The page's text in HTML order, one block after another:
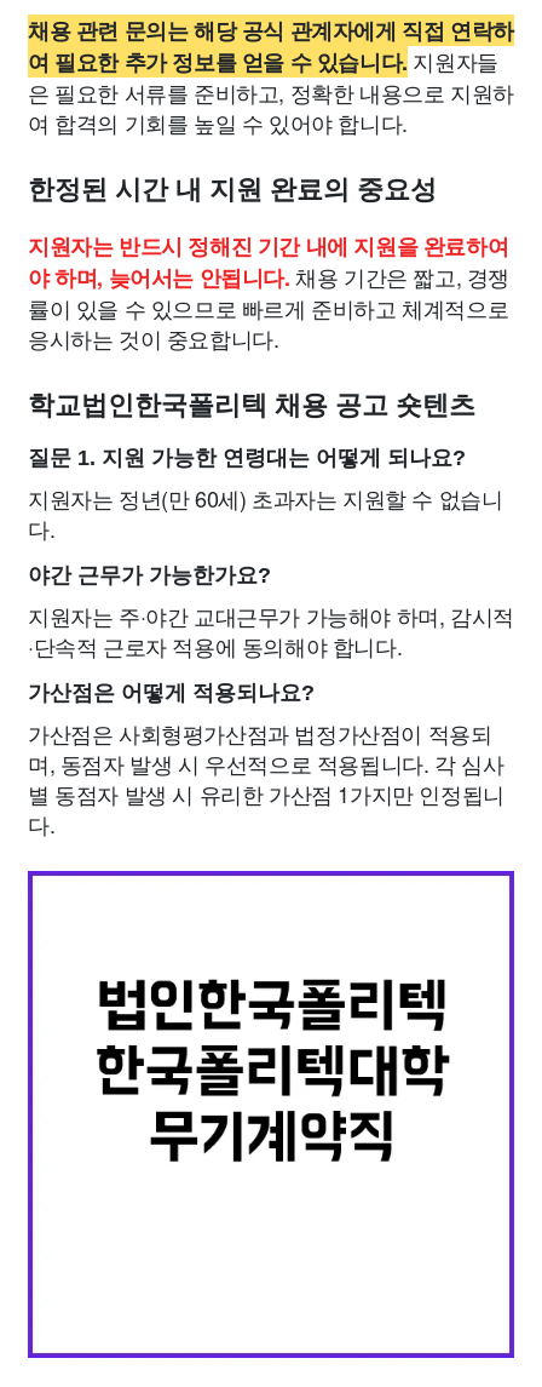
채용 관련 문의는 해당 공식 관계자에게 직접 연락하
여 필요한 추가 정보를 얻을 수 있습니다. 지원자들
은 필요한 서류를 준비하고, 정확한 내용으로 지원하
여 합격의 기회를 높일 수 있어야 합니다.
한정된 시간 내 지원 완료의 중요성
지원자는 반드시 정해진 기간 내에 지원을 완료하여
야 하며, 늦어서는 안됩니다. 채용 기간은 짧고, 경쟁
률이 있을 수 있으므로 빠르게 준비하고 체계적으로
응시하는 것이 중요합니다.
학교법인한국폴리텍 채용 공고 숏텐츠
질문 1. 지원 가능한 연령대는 어떻게 되나요?
지원자는 정년(만 60세) 초과자는 지원할 수 없습니
다.
야간 근무가 가능한가요?
지원자는 주·야간 교대근무가 가능해야 하며, 감시적
·단속적 근로자 적용에 동의해야 합니다.
가산점은 어떻게 적용되나요?
가산점은 사회형평가산점과 법정가산점이 적용되
며, 동점자 발생 시 우선적으로 적용됩니다. 각 심사
별 동점자 발생 시 유리한 가산점 1가지만 인정됩니
다.